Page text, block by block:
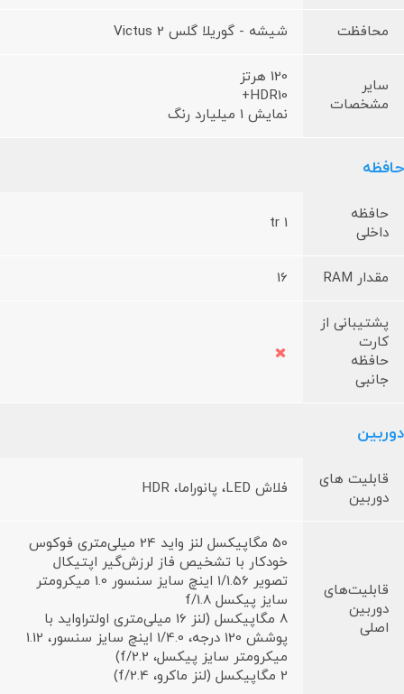
محافظت شیشه - گوریلا گلس Victus 2
سایر
مشخصات
120 هرتز
HDR10+
نمایش 1 میلیارد رنگ
حافظه
حافظه
داخلی
1 tr
مقدار RAM 16
پشتیبانی از
کارت
حافظه
جانبی
دوربین
قابلیت های
دوربین
فلاش LED، پانوراما، HDR
قابلیت‌های
دوربین
اصلی
50 مگاپیکسل لنز واید 24 میلی‌متری فوکوس
خودکار با تشخیص فاز لرزش‌گیر اپتیکال
تصویر 1/1.56 اینچ سایز سنسور 1.0 میکرومتر
سایز پیکسل f/1.8
8 مگاپیکسل (لنز 16 میلی‌متری اولتراواید با
پوشش 120 درجه، 1/4.0 اینچ سایز سنسور، 1.12
میکرومتر سایز پیکسل، f/2.2)
2 مگاپیکسل (لنز ماکرو، f/2.4)